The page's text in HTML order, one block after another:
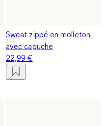
Sweat zippé en molleton
avec capuche
22,99 €